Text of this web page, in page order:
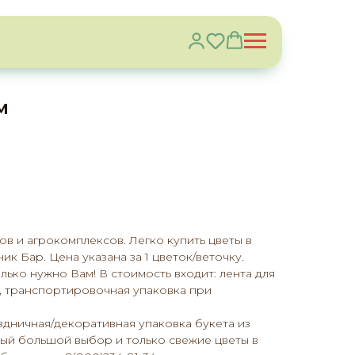
и агрокомплексов. Легко купить цветы в
Бар. Цена указана за 1 цветок/веточку.
нужно Вам! В стоимость входит: лента для
транспортировочная упаковка при
декоративная упаковка букета из
большой выбор и только свежие цветы в